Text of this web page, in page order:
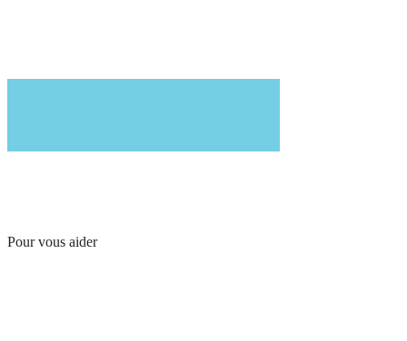
Pour vous aider